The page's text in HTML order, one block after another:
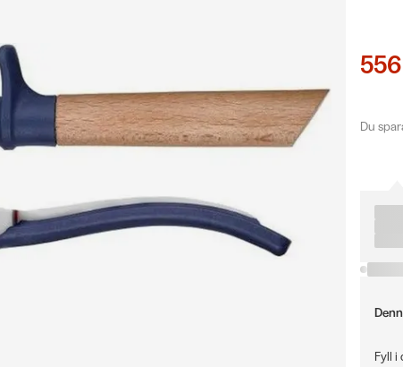
Du
Fyll i